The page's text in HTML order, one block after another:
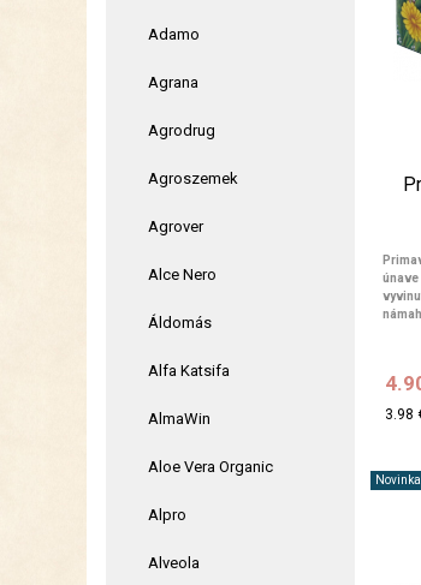
Adamo
Agrana
Agrodrug
Agroszemek
Agrover
Alce Nero
Áldomás
Alfa Katsifa
AlmaWin
Aloe Vera Organic
Alpro
Alveola
únave
3.98
Novinka